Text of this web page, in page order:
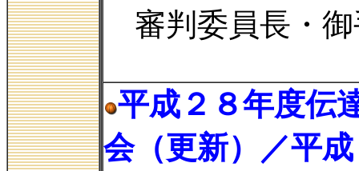
審判委員長・御
平成２８年度伝
会（更新）／平